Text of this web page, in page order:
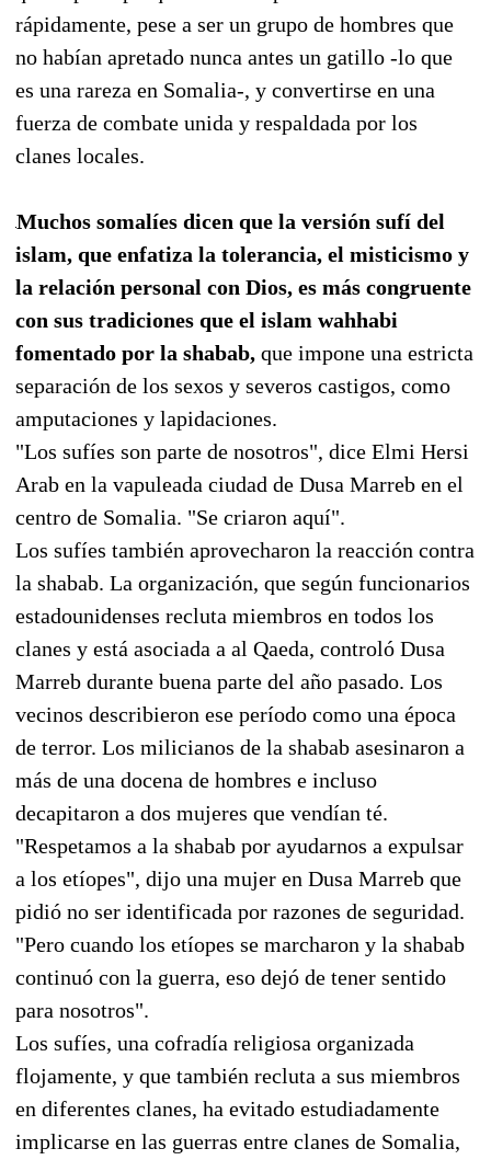
rápidamente, pese a ser un grupo de hombres que
no habían apretado nunca antes un gatillo -lo que
es una rareza en Somalia-, y convertirse en una
fuerza de combate unida y respaldada por los
clanes locales.
Muchos somalíes dicen que la versión sufí del
islam, que enfatiza la tolerancia, el misticismo y
la relación personal con Dios, es más congruente
con sus tradiciones que el islam wahhabi
fomentado por la shabab, que impone una estricta
separación de los sexos y severos castigos, como
amputaciones y lapidaciones.
"Los sufíes son parte de nosotros", dice Elmi Hersi
Arab en la vapuleada ciudad de Dusa Marreb en el
centro de Somalia. "Se criaron aquí".
Los sufíes también aprovecharon la reacción contra
la shabab. La organización, que según funcionarios
estadounidenses recluta miembros en todos los
clanes y está asociada a al Qaeda, controló Dusa
Marreb durante buena parte del año pasado. Los
vecinos describieron ese período como una época
de terror. Los milicianos de la shabab asesinaron a
más de una docena de hombres e incluso
decapitaron a dos mujeres que vendían té.
"Respetamos a la shabab por ayudarnos a expulsar
a los etíopes", dijo una mujer en Dusa Marreb que
pidió no ser identificada por razones de seguridad.
"Pero cuando los etíopes se marcharon y la shabab
continuó con la guerra, eso dejó de tener sentido
para nosotros".
Los sufíes, una cofradía religiosa organizada
flojamente, y que también recluta a sus miembros
en diferentes clanes, ha evitado estudiadamente
implicarse en las guerras entre clanes de Somalia,